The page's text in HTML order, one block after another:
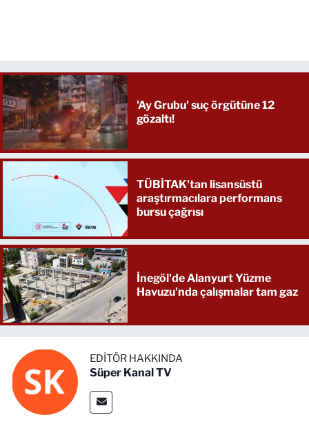
'Ay Grubu' suç örgütüne 12
gözaltı!
TÜBİTAK'tan lisansüstü
araştırmacılara performans
bursu çağrısı
İnegöl'de Alanyurt Yüzme
Havuzu'nda çalışmalar tam gaz
EDITÖR HAKKINDA
Süper Kanal TV